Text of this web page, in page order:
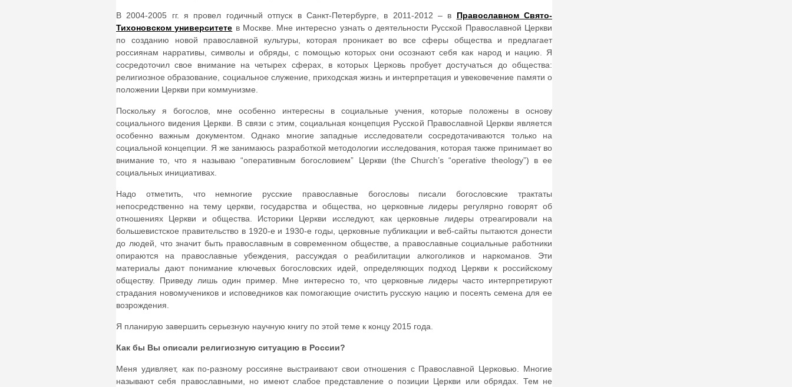
В 2004-2005 гг. я провел годичный отпуск в Санкт-Петербурге, в 2011-2012 – в Православном Свято-
Тихоновском университете в Москве. Мне интересно узнать о деятельности Русской Православной Церкви
по созданию новой православной культуры, которая проникает во все сферы общества и предлагает
россиянам нарративы, символы и обряды, с помощью которых они осознают себя как народ и нацию. Я
сосредоточил свое внимание на четырех сферах, в которых Церковь пробует достучаться до общества:
религиозное образование, социальное служение, приходская жизнь и интерпретация и увековечение памяти о
положении Церкви при коммунизме.
Поскольку я богослов, мне особенно интересны в социальные учения, которые положены в основу
социального видения Церкви. В связи с этим, социальная концепция Русской Православной Церкви является
особенно важным документом. Однако многие западные исследователи сосредотачиваются только на
социальной концепции. Я же занимаюсь разработкой методологии исследования, которая также принимает во
внимание то, что я называю “оперативным богословием” Церкви (the Church’s “operative theology”) в ее
социальных инициативах.
Надо отметить, что немногие русские православные богословы писали богословские трактаты
непосредственно на тему церкви, государства и общества, но церковные лидеры регулярно говорят об
отношениях Церкви и общества. Историки Церкви исследуют, как церковные лидеры отреагировали на
большевистское правительство в 1920-е и 1930-е годы, церковные публикации и веб-сайты пытаются донести
до людей, что значит быть православным в современном обществе, а православные социальные работники
опираются на православные убеждения, рассуждая о реабилитации алкоголиков и наркоманов. Эти
материалы дают понимание ключевых богословских идей, определяющих подход Церкви к российскому
обществу. Приведу лишь один пример. Мне интересно то, что церковные лидеры часто интерпретируют
страдания новомучеников и исповедников как помогающие очистить русскую нацию и посеять семена для ее
возрождения.
Я планирую завершить серьезную научную книгу по этой теме к концу 2015 года.
Как бы Вы описали религиозную ситуацию в России?
Меня удивляет, как по-разному россияне выстраивают свои отношения с Православной Церковью. Многие
называют себя православными, но имеют слабое представление о позиции Церкви или обрядах. Тем не